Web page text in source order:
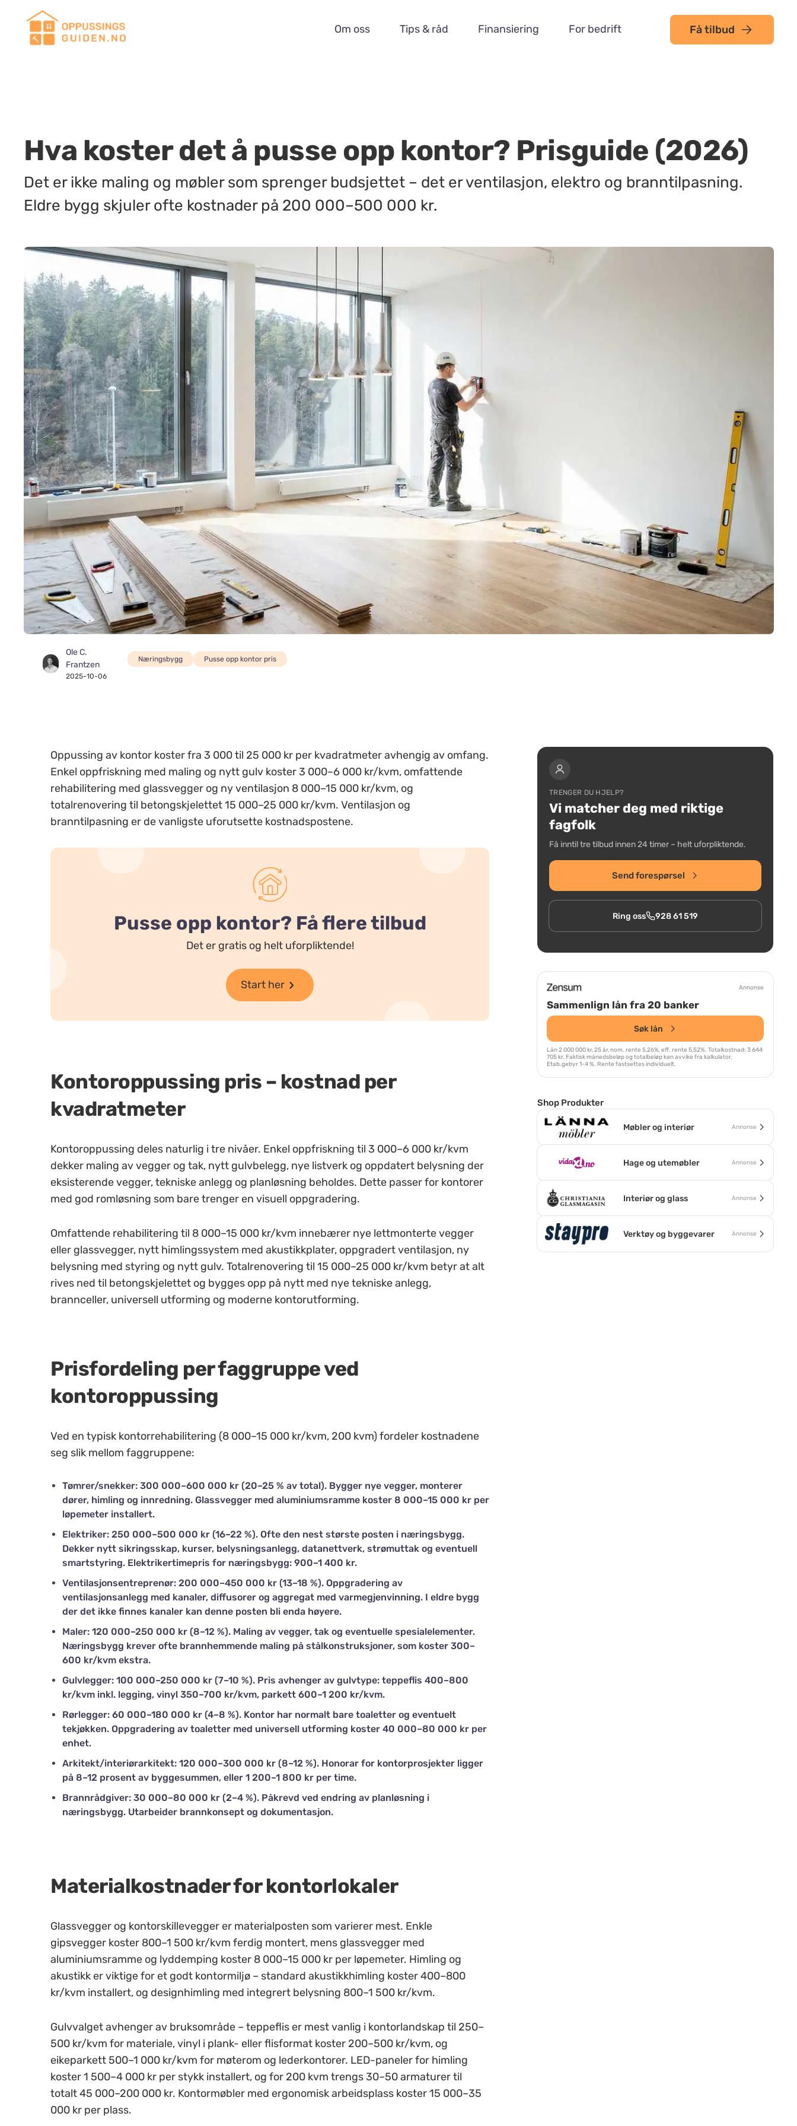
Om oss Tips & råd Finansiering For bedrift Få tilbud
Hva koster det å pusse opp kontor? Prisguide (2026)
Det er ikke maling og møbler som sprenger budsjettet – det er ventilasjon, elektro og branntilpasning.
Eldre bygg skjuler ofte kostnader på 200 000–500 000 kr.
Ole C.
Frantzen
2025-10-06
Næringsbygg Pusse opp kontor pris
Oppussing av kontor koster fra 3 000 til 25 000 kr per kvadratmeter avhengig av omfang.
Enkel oppfriskning med maling og nytt gulv koster 3 000–6 000 kr/kvm, omfattende
rehabilitering med glassvegger og ny ventilasjon 8 000–15 000 kr/kvm, og
totalrenovering til betongskjelettet 15 000–25 000 kr/kvm. Ventilasjon og
branntilpasning er de vanligste uforutsette kostnadspostene.
Pusse opp kontor? Få flere tilbud
Det er gratis og helt uforpliktende!
Start her
Kontoroppussing pris – kostnad per
kvadratmeter
Kontoroppussing deles naturlig i tre nivåer. Enkel oppfriskning til 3 000–6 000 kr/kvm
dekker maling av vegger og tak, nytt gulvbelegg, nye listverk og oppdatert belysning der
eksisterende vegger, tekniske anlegg og planløsning beholdes. Dette passer for kontorer
med god romløsning som bare trenger en visuell oppgradering.
Omfattende rehabilitering til 8 000–15 000 kr/kvm innebærer nye lettmonterte vegger
eller glassvegger, nytt himlingssystem med akustikkplater, oppgradert ventilasjon, ny
belysning med styring og nytt gulv. Totalrenovering til 15 000–25 000 kr/kvm betyr at alt
rives ned til betongskjelettet og bygges opp på nytt med nye tekniske anlegg,
brannceller, universell utforming og moderne kontorutforming.
Prisfordeling per faggruppe ved
kontoroppussing
Ved en typisk kontorrehabilitering (8 000–15 000 kr/kvm, 200 kvm) fordeler kostnadene
seg slik mellom faggruppene:
Tømrer/snekker: 300 000–600 000 kr (20–25 % av total). Bygger nye vegger, monterer
dører, himling og innredning. Glassvegger med aluminiumsramme koster 8 000–15 000 kr per
løpemeter installert.
Elektriker: 250 000–500 000 kr (16–22 %). Ofte den nest største posten i næringsbygg.
Dekker nytt sikringsskap, kurser, belysningsanlegg, datanettverk, strømuttak og eventuell
smartstyring. Elektrikertimepris for næringsbygg: 900–1 400 kr.
Ventilasjonsentreprenør: 200 000–450 000 kr (13–18 %). Oppgradering av
ventilasjonsanlegg med kanaler, diffusorer og aggregat med varmegjenvinning. I eldre bygg
der det ikke finnes kanaler kan denne posten bli enda høyere.
Maler: 120 000–250 000 kr (8–12 %). Maling av vegger, tak og eventuelle spesialelementer.
Næringsbygg krever ofte brannhemmende maling på stålkonstruksjoner, som koster 300–
600 kr/kvm ekstra.
Gulvlegger: 100 000–250 000 kr (7–10 %). Pris avhenger av gulvtype: teppeflis 400–800
kr/kvm inkl. legging, vinyl 350–700 kr/kvm, parkett 600–1 200 kr/kvm.
Rørlegger: 60 000–180 000 kr (4–8 %). Kontor har normalt bare toaletter og eventuelt
tekjøkken. Oppgradering av toaletter med universell utforming koster 40 000–80 000 kr per
enhet.
Arkitekt/interiørarkitekt: 120 000–300 000 kr (8–12 %). Honorar for kontorprosjekter ligger
på 8–12 prosent av byggesummen, eller 1 200–1 800 kr per time.
Brannrådgiver: 30 000–80 000 kr (2–4 %). Påkrevd ved endring av planløsning i
næringsbygg. Utarbeider brannkonsept og dokumentasjon.
Materialkostnader for kontorlokaler
Glassvegger og kontorskillevegger er materialposten som varierer mest. Enkle
gipsvegger koster 800–1 500 kr/kvm ferdig montert, mens glassvegger med
aluminiumsramme og lyddemping koster 8 000–15 000 kr per løpemeter. Himling og
akustikk er viktige for et godt kontormiljø – standard akustikkhimling koster 400–800
kr/kvm installert, og designhimling med integrert belysning 800–1 500 kr/kvm.
Gulvvalget avhenger av bruksområde – teppeflis er mest vanlig i kontorlandskap til 250–
500 kr/kvm for materiale, vinyl i plank- eller flisformat koster 200–500 kr/kvm, og
eikeparkett 500–1 000 kr/kvm for møterom og lederkontorer. LED-paneler for himling
koster 1 500–4 000 kr per stykk installert, og for 200 kvm trengs 30–50 armaturer til
totalt 45 000–200 000 kr. Kontormøbler med ergonomisk arbeidsplass koster 15 000–35
000 kr per plass.
TRENGER DU HJELP?
Vi matcher deg med riktige
fagfolk
Få inntil tre tilbud innen 24 timer – helt uforpliktende.
Send forespørsel
Ring oss 928 61 519
Annonse
Sammenlign lån fra 20 banker
Søk lån
Lån 2 000 000 kr, 25 år, nom. rente 5,26%, eff. rente 5,52%. Totalkostnad: 3 644
705 kr. Faktisk månedsbeløp og totalbeløp kan avvike fra kalkulator.
Etab.gebyr 1-4 %. Rente fastsettes individuelt.
Shop Produkter
Møbler og interiør Annonse
Hage og utemøbler Annonse
Interiør og glass Annonse
Verktøy og byggevarer Annonse